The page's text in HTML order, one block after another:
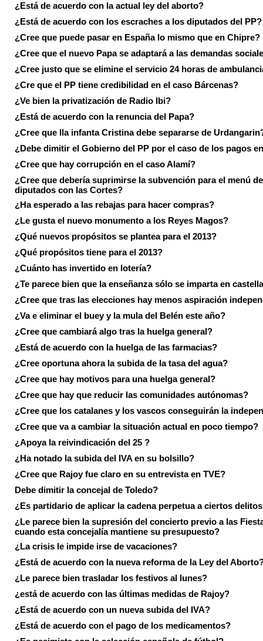
¿Está de acuerdo con la actual ley del aborto?
¿Está de acuerdo con los escraches a los diputados del PP?
¿Cree que puede pasar en España lo mismo que en Chipre?
¿Cree que el nuevo Papa se adaptará a las demandas
¿Cree justo que se elimine el servicio 24 horas de
¿Cre que el PP tiene credibilidad en el caso Bárcenas?
¿Ve bien la privatización de Radio Ibi?
¿Está de acuerdo con la renuncia del Papa?
¿Cree que lla infanta Cristina debe separarse de
¿Debe dimitir el Gobierno del PP por el caso de los pagos
¿Cree que hay corrupción en el caso Alamí?
¿Cree que debería suprimirse la subvención para el menú
diputados con las Cortes?
¿Ha esperado a las rebajas para hacer compras?
¿Le gusta el nuevo monumento a los Reyes Magos?
¿Qué nuevos propósitos se plantea para el 2013?
¿Qué propósitos tiene para el 2013?
¿Cuánto has invertido en lotería?
¿Te parece bien que la enseñanza sólo se imparta en
¿Cree que tras las elecciones hay menos aspiración
¿Va e eliminar el buey y la mula del Belén este año?
¿Cree que cambiará algo tras la huelga general?
¿Está de acuerdo con la huelga de las farmacias?
¿Cree oportuna ahora la subida de la tasa del agua?
¿Cree que hay motivos para una huelga general?
¿Cree que hay que reducir las comunidades autónomas?
¿Cree que los catalanes y los vascos conseguirán la
¿Cree que va a cambiar la situación actual en poco tiempo?
¿Apoya la reivindicación del 25 ?
¿Ha notado la subida del IVA en su bolsillo?
¿Cree que Rajoy fue claro en su entrevista en TVE?
Debe dimitir la concejal de Toledo?
¿Es partidario de aplicar la cadena perpetua a ciertos
¿Le parece bien la supresión del concierto previo a las
cuando esta concejalía mantiene su presupuesto?
¿La crisis le impide irse de vacaciones?
¿Está de acuerdo con la nueva reforma de la Ley del
¿Le parece bien trasladar los festivos al lunes?
¿está de acuerdo con las últimas medidas de Rajoy?
¿Está de acuerdo con un nueva subida del IVA?
¿Está de acuerdo con el pago de los medicamentos?